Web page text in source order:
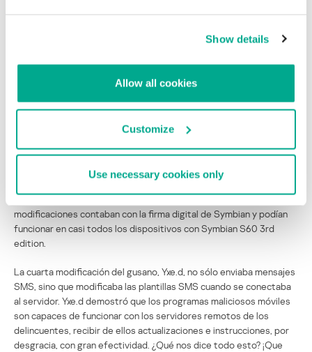
Show details
Allow all cookies
Customize
Use necessary cookies only
Worm.SymbOS.Yxe
variante (la cuarta) del gusano Worm.SymbOS.Yxe.
programa malicioso para smartphones con Symbian S60 3rd
edition. Este programa malicioso, además de propagarse a sí
mismo mediante mensajes de texto y recopilar cierta información
sobre el teléfono y su dueño, tenía otra peculiaridad: todas sus
modificaciones contaban con la firma digital de Symbian y podían
funcionar en casi todos los dispositivos con Symbian S60 3rd
edition.
La cuarta modificación del gusano, Yxe.d, no sólo enviaba mensajes
SMS, sino que modificaba las plantillas SMS cuando se conectaba
al servidor. Yxe.d demostró que los programas maliciosos móviles
son capaces de funcionar con los servidores remotos de los
delincuentes, recibir de ellos actualizaciones e instrucciones, por
desgracia, con gran efectividad. ¿Qué nos dice todo esto? ¡Que